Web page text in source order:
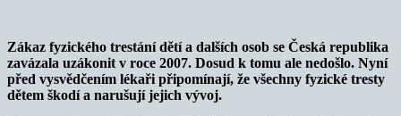
Zákaz fyzického trestání dětí a dalších osob se Česká republika
zavázala uzákonit v roce 2007. Dosud k tomu ale nedošlo. Nyní
před vysvědčením lékaři připomínají, že všechny fyzické tresty
dětem škodí a narušují jejich vývoj.